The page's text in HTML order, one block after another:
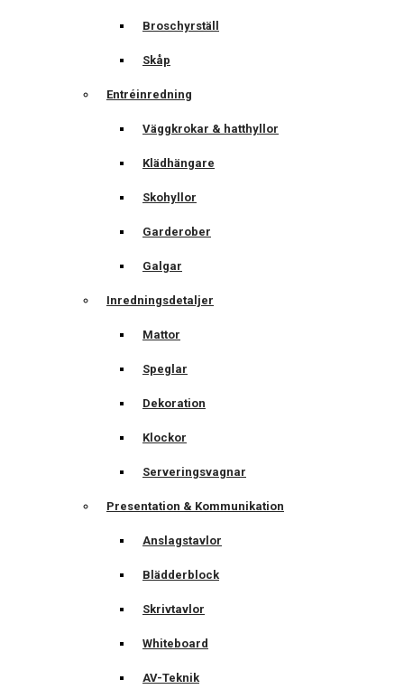
Broschyrställ
Skåp
Entréinredning
Väggkrokar & hatthyllor
Klädhängare
Skohyllor
Garderober
Galgar
Inredningsdetaljer
Mattor
Speglar
Dekoration
Klockor
Serveringsvagnar
Presentation & Kommunikation
Anslagstavlor
Blädderblock
Skrivtavlor
Whiteboard
AV-Teknik